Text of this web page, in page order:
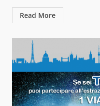
Read More